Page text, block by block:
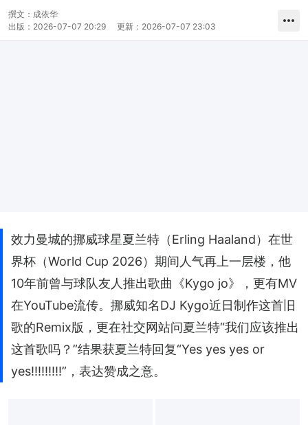
撰文： 成依华
出版： 2026-07-07 20:29 更新： 2026-07-07 23:03
效力曼城的挪威球星夏兰特（Erling Haaland）在世
界杯（World Cup 2026）期间人气再上一层楼，他
10年前曾与球队友人推出歌曲《Kygo jo》，更有MV
在YouTube流传。挪威知名DJ Kygo近日制作这首旧
歌的Remix版，更在社交网站问夏兰特“我们应该推出
这首歌吗？”结果获夏兰特回复“Yes yes yes or
yes!!!!!!!!!”，表达赞成之意。